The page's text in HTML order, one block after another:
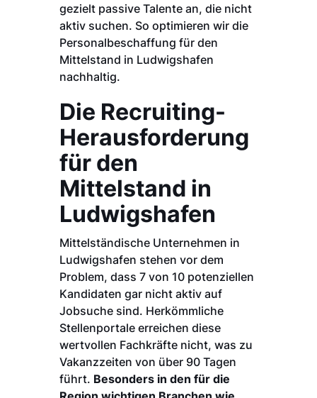
gezielt passive Talente an, die nicht
aktiv suchen. So optimieren wir die
Personalbeschaffung für den
Mittelstand in Ludwigshafen
nachhaltig.
Die Recruiting-
Herausforderung
für den
Mittelstand in
Ludwigshafen
Mittelständische Unternehmen in
Ludwigshafen stehen vor dem
Problem, dass 7 von 10 potenziellen
Kandidaten gar nicht aktiv auf
Jobsuche sind. Herkömmliche
Stellenportale erreichen diese
wertvollen Fachkräfte nicht, was zu
Vakanzzeiten von über 90 Tagen
führt. Besonders in den für die